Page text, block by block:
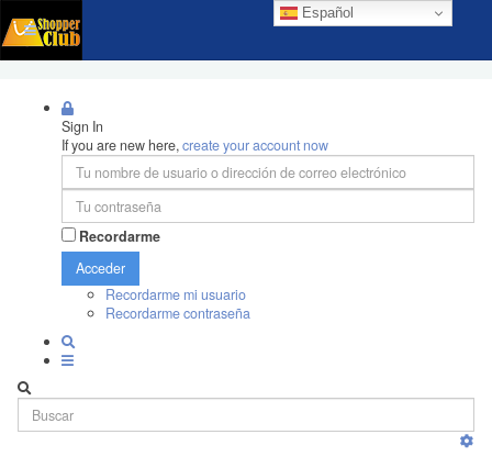
Español
Sign In
If you are new here,create your account now
Recordarme
Acceder
Recordarme mi usuario
Recordarme contraseña